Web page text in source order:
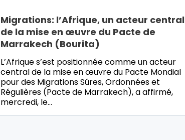
Migrations: l’Afrique, un acteur central
de la mise en œuvre du Pacte de
Marrakech (Bourita)
L’Afrique s’est positionnée comme un acteur
central de la mise en œuvre du Pacte Mondial
pour des Migrations Sûres, Ordonnées et
Régulières (Pacte de Marrakech), a affirmé,
mercredi, le…